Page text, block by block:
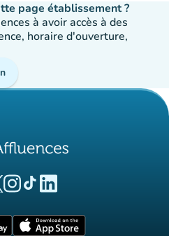
page établissement ?
à avoir accès à des
horaire d'ouverture,
onglet)
(nouvel onglet)
(nouvel onglet)
(nouvel onglet)
(nouvel onglet)